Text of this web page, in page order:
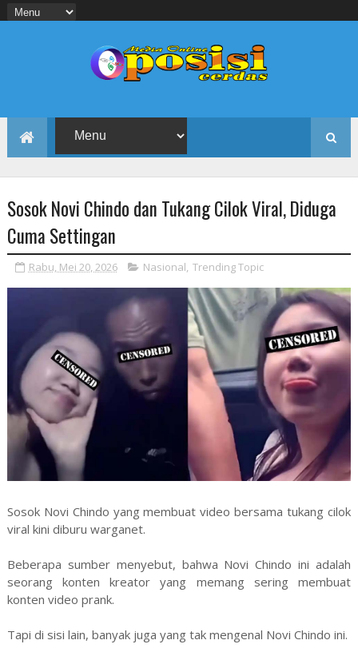
Sosok Novi Chindo dan Tukang Cilok Viral, Diduga
Cuma Settingan
Rabu, Mei 20, 2026 Nasional, Trending Topic
Sosok Novi Chindo yang membuat video bersama tukang cilok
viral kini diburu warganet.
Beberapa sumber menyebut, bahwa Novi Chindo ini adalah
seorang konten kreator yang memang sering membuat
konten video prank.
Tapi di sisi lain, banyak juga yang tak mengenal Novi Chindo ini.